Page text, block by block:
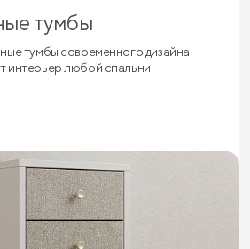
тумбы
тумбы современного дизайна
интерьер любой спальни